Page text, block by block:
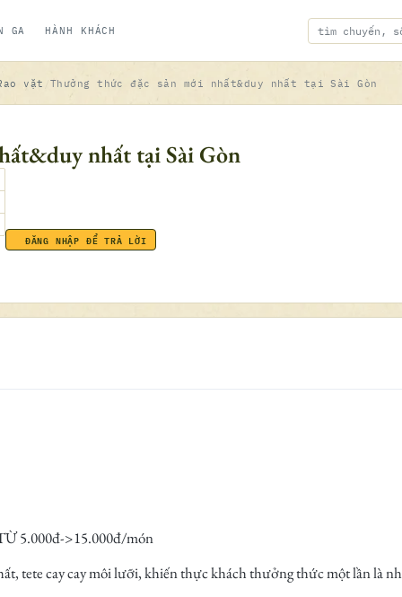
GA HÀNH KHÁCH
vặt Thưởng thức đặc sản mới nhất&duy nhất tại Sài Gòn
nhất tại Sài Gòn
ĐĂNG NHẬP ĐỂ TRẢ LỜI
5.000đ->15.000đ/món
tete cay cay môi lưỡi, khiến thực khách thưởng thức một lần là